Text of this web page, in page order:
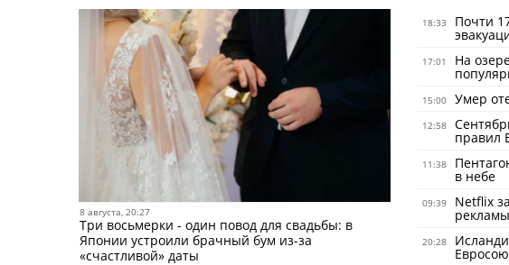
8 августа, 20:27
Три восьмерки - один повод для свадьбы: в
Японии устроили брачный бум из-за
«счастливой» даты
18:33 Почти
17:01 На
15:00 Умер
12:58
правил
11:38
в небе
09:39 Netflix
20:28